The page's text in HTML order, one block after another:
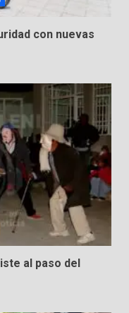
con nuevas
al paso del